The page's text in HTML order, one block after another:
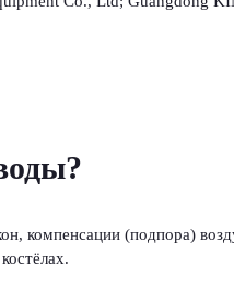
компенсации (подпора)